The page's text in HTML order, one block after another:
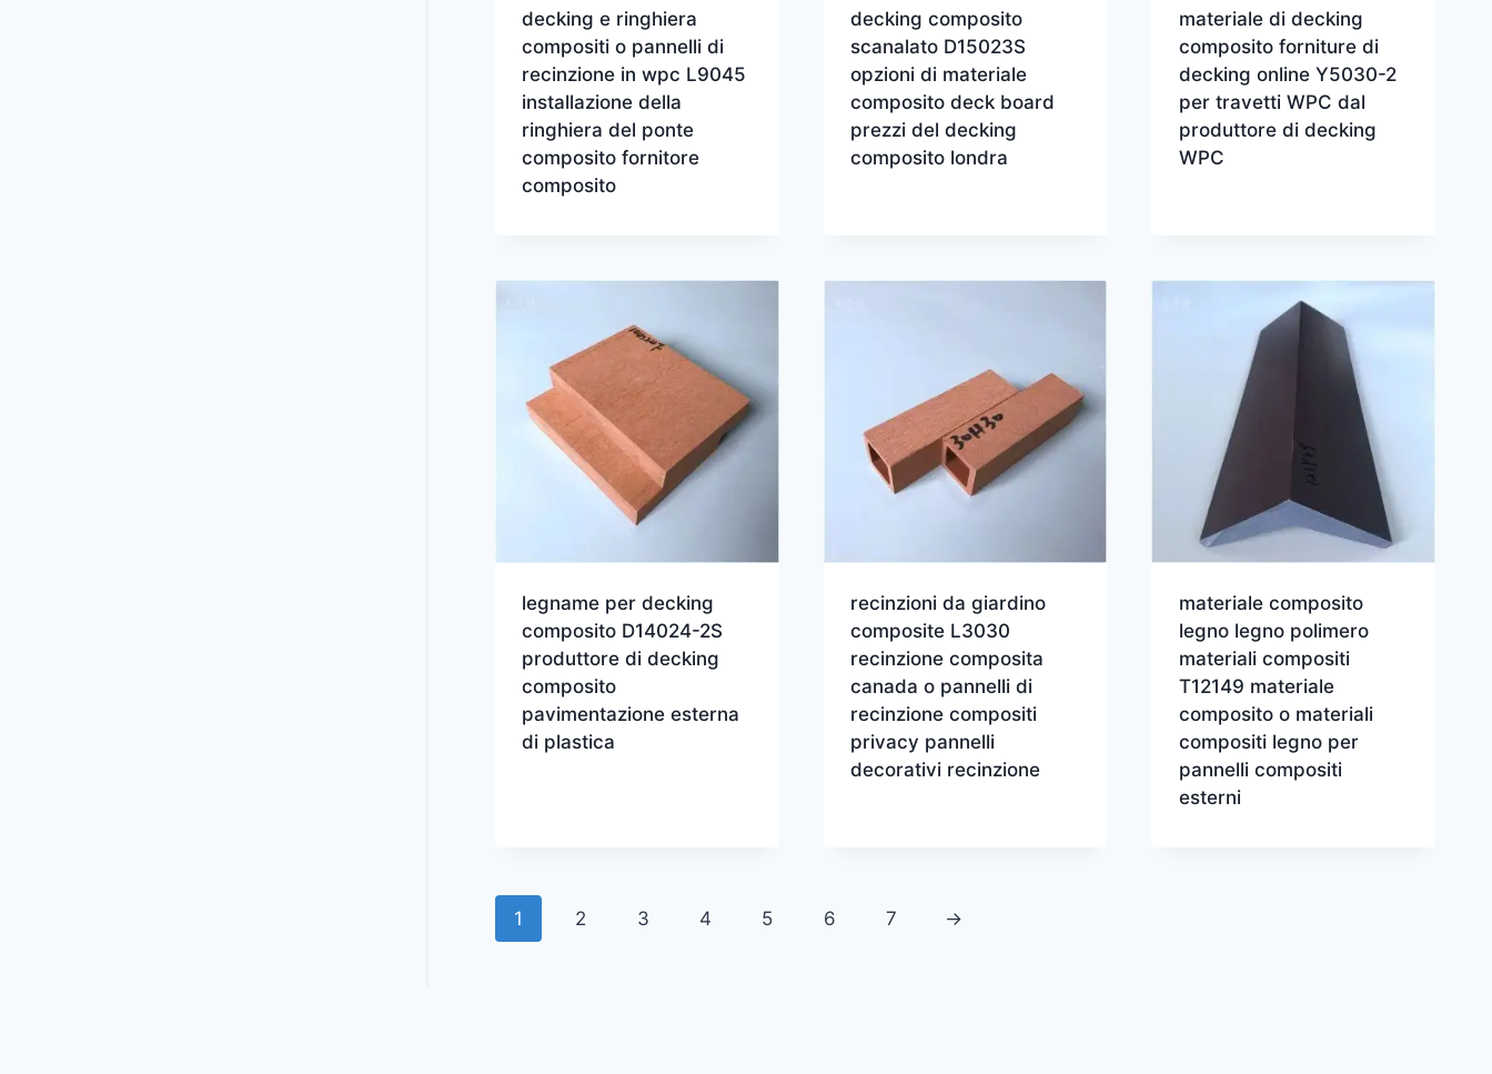
decking e ringhiera
compositi o pannelli di
recinzione in wpc L9045
installazione della
ringhiera del ponte
composito fornitore
composito
decking composito
scanalato D15023S
opzioni di materiale
composito deck board
prezzi del decking
composito londra
materiale di decking
composito forniture di
decking online Y5030-2
per travetti WPC dal
produttore di decking
WPC
legname per decking
composito D14024-2S
produttore di decking
composito
pavimentazione esterna
di plastica
recinzioni da giardino
composite L3030
recinzione composita
canada o pannelli di
recinzione compositi
privacy pannelli
decorativi recinzione
materiale composito
legno legno polimero
materiali compositi
T12149 materiale
composito o materiali
compositi legno per
pannelli compositi
esterni
1 2 3 4 5 6 7 →